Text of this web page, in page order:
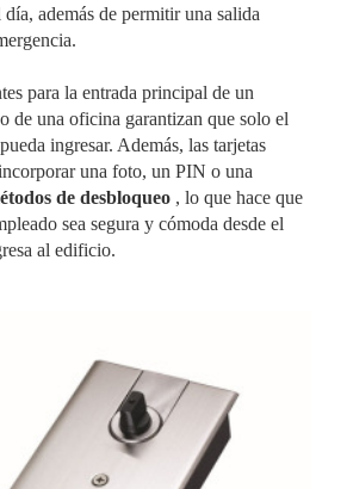
además de permitir una salida
para la entrada principal de un
de una oficina garantizan que solo el
ingresar. Además, las tarjetas
una foto, un PIN o una
de desbloqueo , lo que hace que
sea segura y cómoda desde el
al edificio.